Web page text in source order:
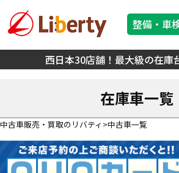
西日本30店舗！最大級の在庫
整備・車
在庫車一覧
中古車販売・買取のリバティ 中古車一覧